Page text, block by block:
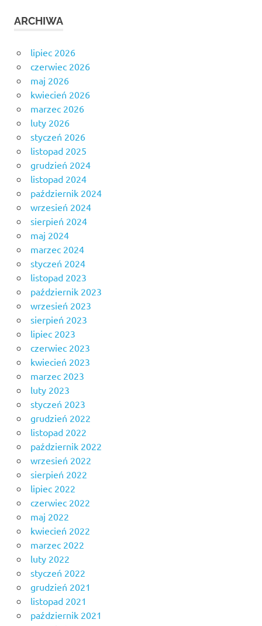
ARCHIWA
lipiec 2026
czerwiec 2026
maj 2026
kwiecień 2026
marzec 2026
luty 2026
styczeń 2026
listopad 2025
grudzień 2024
listopad 2024
październik 2024
wrzesień 2024
sierpień 2024
maj 2024
marzec 2024
styczeń 2024
listopad 2023
październik 2023
wrzesień 2023
sierpień 2023
lipiec 2023
czerwiec 2023
kwiecień 2023
marzec 2023
luty 2023
styczeń 2023
grudzień 2022
listopad 2022
październik 2022
wrzesień 2022
sierpień 2022
lipiec 2022
czerwiec 2022
maj 2022
kwiecień 2022
marzec 2022
luty 2022
styczeń 2022
grudzień 2021
listopad 2021
październik 2021